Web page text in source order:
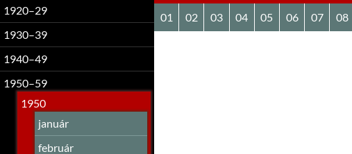
01 02 03 04 05 06 07 08
1920–29
1930–39
1940–49
1950–59
1950
január
február